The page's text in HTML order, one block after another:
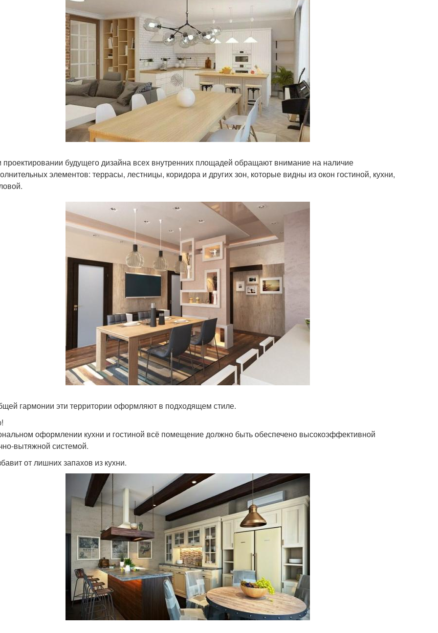
проектировании будущего дизайна всех внутренних площадей обращают внимание на наличие
элементов: террасы, лестницы, коридора и других зон, которые видны из окон гостиной, кухни,
гармонии эти территории оформляют в подходящем стиле.
оформлении кухни и гостиной всё помещение должно быть обеспечено высокоэффективной
вытяжной системой.
от лишних запахов из кухни.